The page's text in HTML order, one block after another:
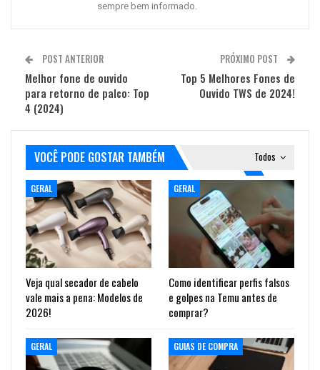
sempre bem informado.
POST ANTERIOR
Melhor fone de ouvido
para retorno de palco: Top
4 (2024)
PRÓXIMO POST
Top 5 Melhores Fones de
Ouvido TWS de 2024!
Todos
VOCÊ PODE GOSTAR TAMBÉM
GERAL
Veja qual secador de cabelo
vale mais a pena: Modelos de
2026!
GERAL
Como identificar perfis falsos
e golpes na Temu antes de
comprar?
GERAL GUIAS DE COMPRA